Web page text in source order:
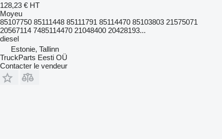
128,23 € HT
Moyeu
85107750 85111448 85111791 85114470 85103803 21575071
20567114 7485114470 21048400 20428193...
diesel
Estonie, Tallinn
TruckParts Eesti OÜ
Contacter le vendeur